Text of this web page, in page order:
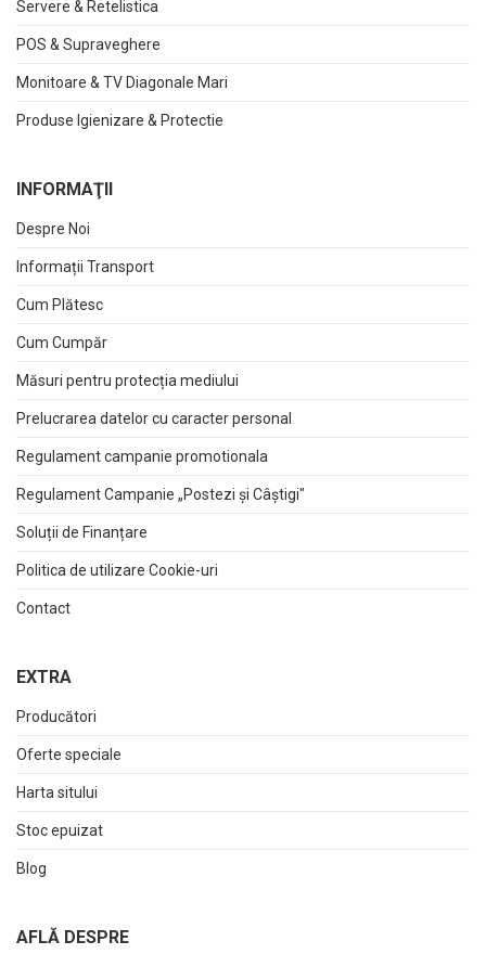
Servere & Retelistica
POS & Supraveghere
Monitoare & TV Diagonale Mari
Produse Igienizare & Protectie
INFORMAŢII
Despre Noi
Informații Transport
Cum Plătesc
Cum Cumpăr
Măsuri pentru protecția mediului
Prelucrarea datelor cu caracter personal
Regulament campanie promotionala
Regulament Campanie „Postezi și Câștigi"
Soluții de Finanțare
Politica de utilizare Cookie-uri
Contact
EXTRA
Producători
Oferte speciale
Harta sitului
Stoc epuizat
Blog
AFLĂ DESPRE